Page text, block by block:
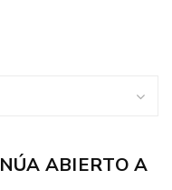
ABIERTO A